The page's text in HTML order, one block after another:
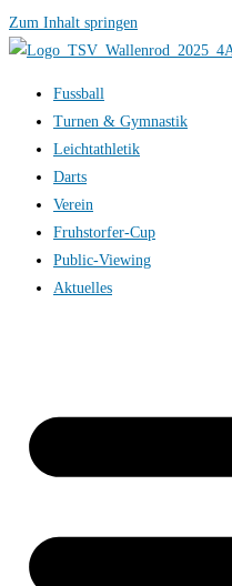
Zum Inhalt springen
Fussball
Turnen & Gymnastik
Leichtathletik
Darts
Verein
Fruhstorfer-Cup
Public-Viewing
Aktuelles